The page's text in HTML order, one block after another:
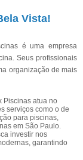
Vista!
é uma empresa
Seus profissionais
organização de mais
Piscinas atua no
serviços como o de
para piscinas,
em São Paulo.
investir nos
garantindo